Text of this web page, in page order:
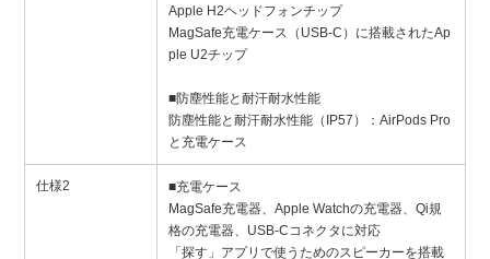
Apple H2ヘッドフォンチップ
MagSafe充電ケース（USB-C）に搭載されたAp
ple U2チップ
■防塵性能と耐汗耐水性能
防塵性能と耐汗耐水性能（IP57）：AirPods Pro
と充電ケース
仕様2
■充電ケース
MagSafe充電器、Apple Watchの充電器、Qi規
格の充電器、USB-Cコネクタに対応
「探す」アプリで使うためのスピーカーを搭載